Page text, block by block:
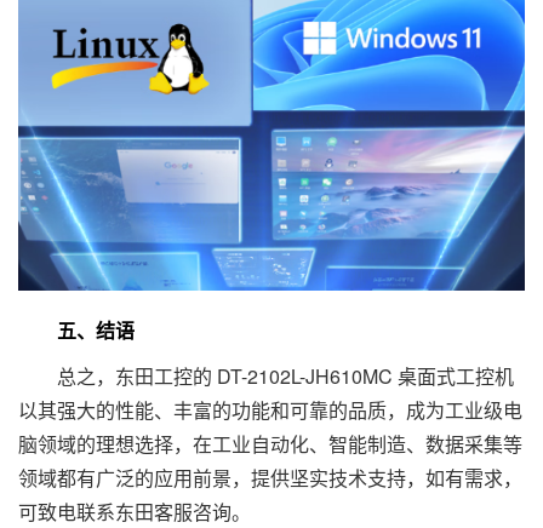
五、结语
总之，东田工控的 DT-2102L-JH610MC 桌面式工控机
以其强大的性能、丰富的功能和可靠的品质，成为工业级电
脑领域的理想选择，在工业自动化、智能制造、数据采集等
领域都有广泛的应用前景，提供坚实技术支持，如有需求，
可致电联系东田客服咨询。